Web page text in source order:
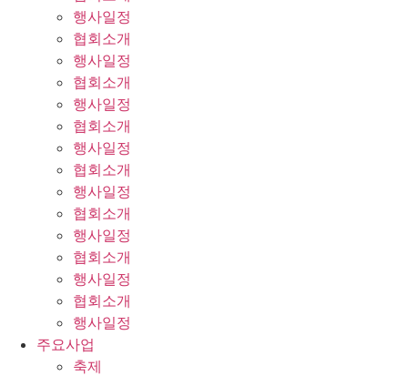
행사일정
협회소개
행사일정
협회소개
행사일정
협회소개
행사일정
협회소개
행사일정
협회소개
행사일정
협회소개
행사일정
협회소개
행사일정
주요사업
축제